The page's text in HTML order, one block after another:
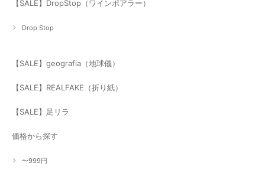
【SALE】DropStop（ワインポアラー）
Drop Stop
【SALE】geografia（地球儀）
【SALE】REALFAKE（折り紙）
【SALE】足リラ
価格から探す
〜999円